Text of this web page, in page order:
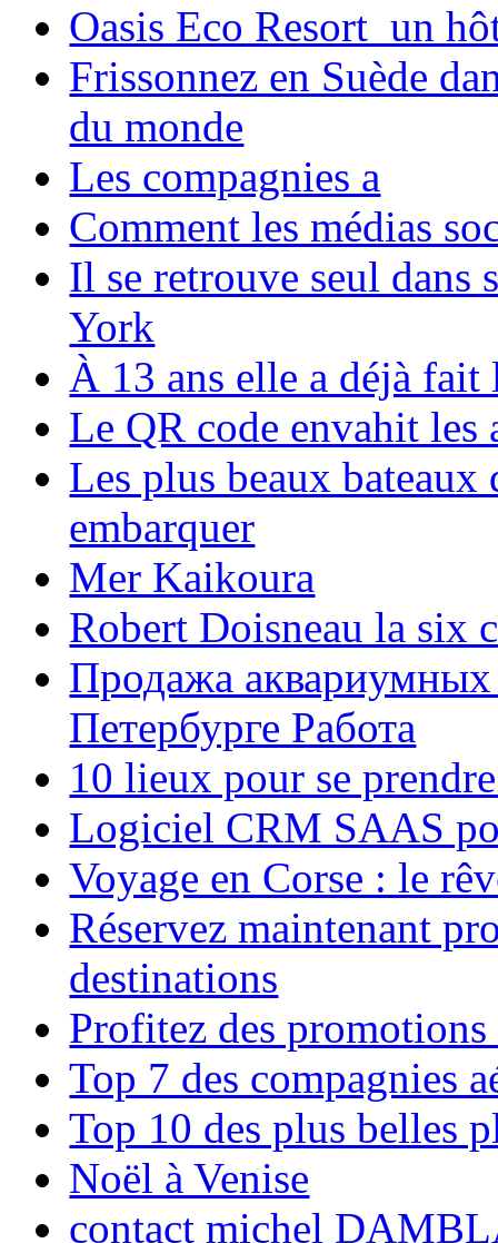
Oasis Eco Resort un
Frissonnez en Suède
du monde
Les compagnies a
Comment les médias
Il se retrouve seul dans
York
À 13 ans elle a déjà
Le QR code envahit les
Les plus beaux bateaux
embarquer
Mer Kaikoura
Robert Doisneau la six
Продажа аквариумных
Петербурге Работа
10 lieux pour se
Logiciel CRM SAAS
Voyage en Corse : le
Réservez maintenant
destinations
Profitez des
Top 7 des compagnies
Top 10 des plus belles
Noël à Venise
contact michel